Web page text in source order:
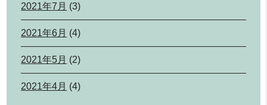
2021年7月 (3)
2021年6月 (4)
2021年5月 (2)
2021年4月 (4)